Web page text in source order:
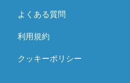
よくある質問
利用規約
クッキーポリシー